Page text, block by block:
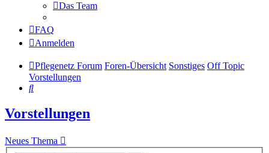
Das Team
FAQ
Anmelden
Pflegenetz Forum Foren-Übersicht Sonstiges Off Topic
Vorstellungen
Suche
Vorstellungen
Neues Thema